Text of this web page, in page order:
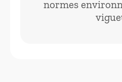
normes